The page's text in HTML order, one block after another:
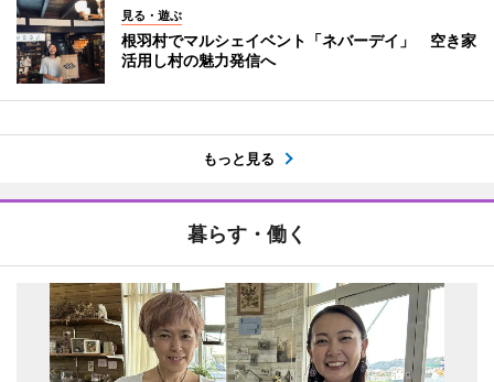
見る・遊ぶ
根羽村でマルシェイベント「ネバーデイ」 空き家
活用し村の魅力発信へ
もっと見る
暮らす・働く